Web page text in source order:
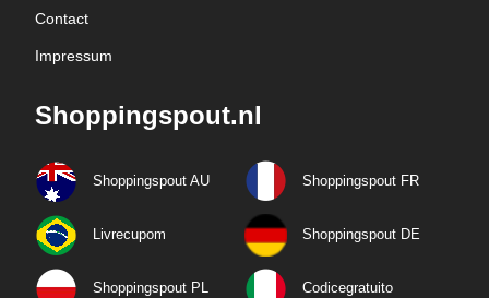
Contact
Impressum
Shoppingspout.nl
Shoppingspout AU Shoppingspout FR
Livrecupom Shoppingspout DE
Shoppingspout PL Codicegratuito